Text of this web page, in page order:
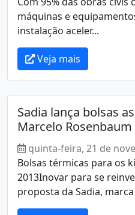
máquinas e
instalação aceler...
Veja mais
Sadia lança bolsas
Marcelo Rosenbaum
quinta-feira, 21 de
Bolsas térmicas para os
2013Inovar para se
proposta da Sadia,